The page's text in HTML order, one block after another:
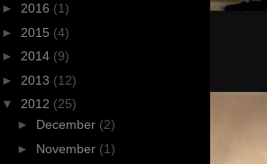
► 2016 (1)
► 2015 (4)
► 2014 (9)
► 2013 (12)
▼ 2012 (25)
► December (2)
► November (1)